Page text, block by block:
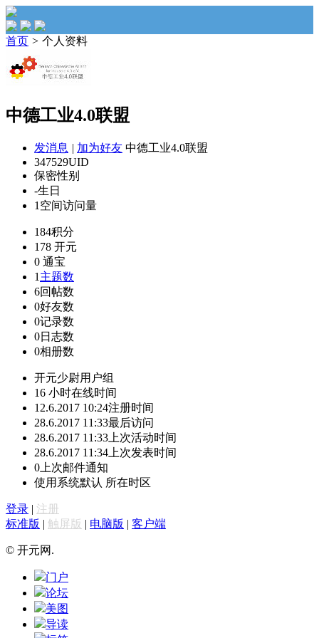
首页 > 个人资料
中德工业4.0联盟
发消息 | 加为好友 中德工业4.0联盟
347529UID
保密性别
-生日
1 空间访问量
184积分
178 开元
0 通宝
1 主题数
6回帖数
0好友数
0记录数
0日志数
0相册数
开元少尉用户组
16 小时在线时间
12.6.2017 10:24注册时间
28.6.2017 11:33最后访问
28.6.2017 11:33 上次活动时间
28.6.2017 11:34 上次发表时间
0 上次邮件通知
使用系统默认 所在时区
登录 | 注册
标准版 | 触屏版 | 电脑版 | 客户端
© 开元网.
门户
论坛
美图
导读